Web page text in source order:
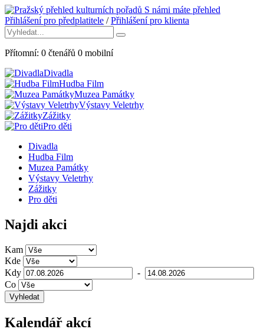
S námi máte přehled
Přihlášení pro předplatitele /Přihlášení pro klienta
Přítomní: 0 čtenářů 0 mobilní
Divadla
Hudba Film
Muzea Památky
Výstavy Veletrhy
Zážitky
Pro děti
Divadla
Hudba Film
Muzea Památky
Výstavy Veletrhy
Zážitky
Pro děti
Najdi akci
Kam
Kde
Kdy
-
Co
Vyhledat
Kalendář akcí